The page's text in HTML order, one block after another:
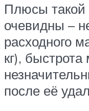
Плюсы такой
очевидны –
расходного
кг),
после её